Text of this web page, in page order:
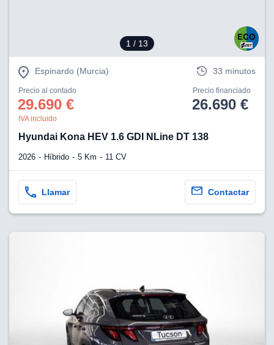
1 / 13
Espinardo (Murcia) 33 minutos
Precio al contado
29.690 €
IVA incluido
Precio financiado
26.690 €
Hyundai Kona HEV 1.6 GDI NLine DT 138
2026 Híbrido 5 Km 11 CV
Llamar Contactar